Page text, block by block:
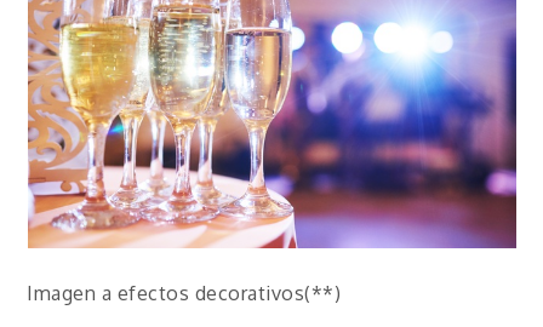
Imagen a efectos decorativos(**)